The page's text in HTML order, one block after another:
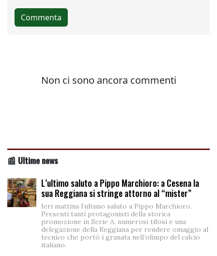
📰 Ultime news
L’ultimo saluto a Pippo Marchioro: a Cesena la
sua Reggiana si stringe attorno al “mister”
Ieri mattina l’ultimo saluto a Pippo Marchioro.
Presenti tanti protagonisti della storica
promozione in Serie A, numerosi tifosi e una
delegazione della Reggiana per rendere omaggio al
tecnico che portò i granata nell’olimpo del calcio
italiano.